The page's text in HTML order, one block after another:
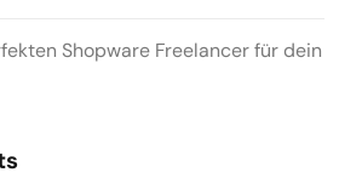
Shopware Freelancer für dein